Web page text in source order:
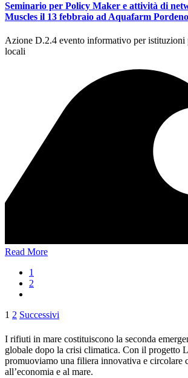
Seminario per Policy Maker e attività di
Muscles il 13 febbraio ad Aquafarm
Azione D.2.4 evento informativo per istituzioni
locali
Read More
1
2
Paginazione
degli
articoli
1 2 Successivi
I rifiuti in mare costituiscono la seconda
globale dopo la crisi climatica. Con il progetto
promuoviamo una filiera innovativa e circolare
all’economia e al mare.